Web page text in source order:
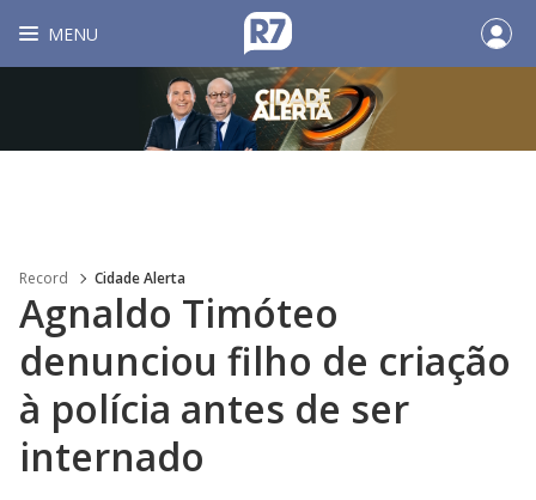
MENU
Record Cidade Alerta
Agnaldo Timóteo
denunciou filho de criação
à polícia antes de ser
internado